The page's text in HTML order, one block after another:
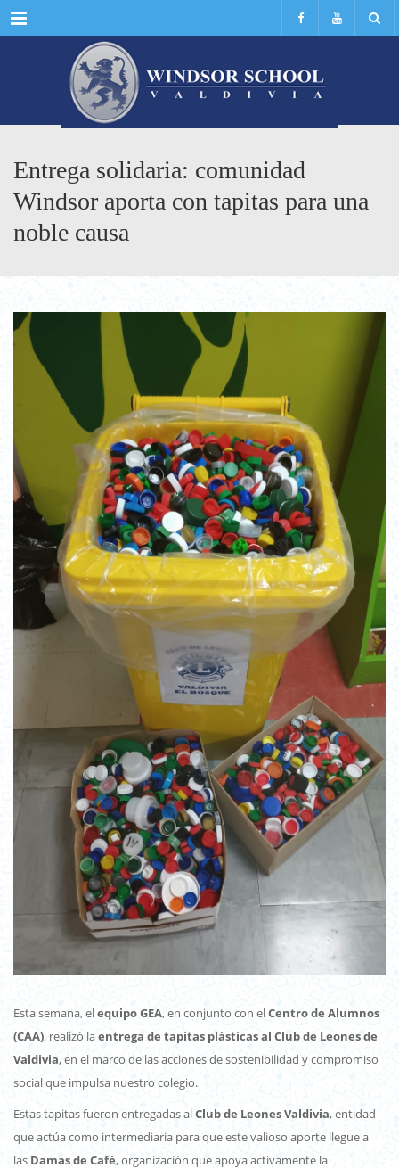
Menu
Entrega solidaria: comunidad
Windsor aporta con tapitas para una
noble causa
Esta semana, elequipo GEA, en conjunto con elCentro de Alumnos
(CAA), realizó laentrega de tapitas plásticas al Club de Leones de
Valdivia, en el marco de las acciones de sostenibilidad y compromiso
social que impulsa nuestro colegio.
Estas tapitas fueron entregadas alClub de Leones Valdivia, entidad
que actúa como intermediaria para que este valioso aporte llegue a
las Damas de Café, organización que apoya activamente la